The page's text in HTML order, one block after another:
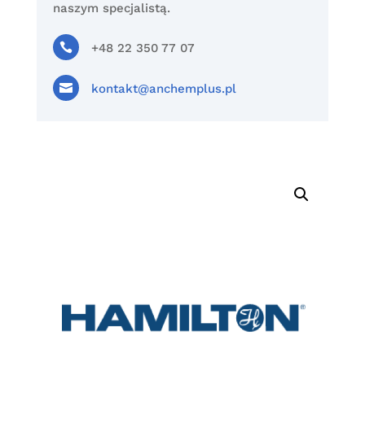
naszym specjalistą.
 +48 22 350 77 07
 kontakt@anchemplus.pl